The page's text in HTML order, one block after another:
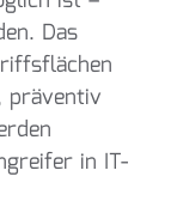
Das
präventiv
in IT-